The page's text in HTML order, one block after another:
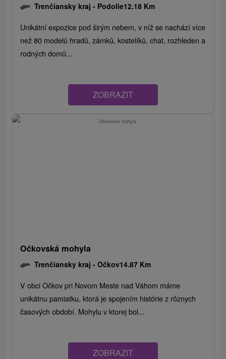
Trenčiansky kraj - Podolie12.18 Km
Unikátní expozice pod širým nebem, v níž se nachází více
než 80 modelů hradů, zámků, kostelíků, chat, rozhleden a
rodných domů...
ZOBRAZIT
Očkovská mohyla
Trenčiansky kraj -Očkov14.87 Km
V obci Očkov pri Novom Meste nad Váhom máme
unikátnu pamiatku, ktorá je spojením histórie z rôznych
časových období. Mohylu v ktorej bol...
ZOBRAZIT